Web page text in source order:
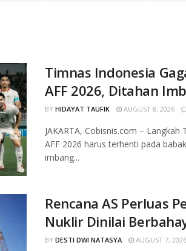
Timnas Indonesia
AFF 2026, Ditahan
BY HIDAYAT TAUFIK AUGUST 8, 2026
JAKARTA, Cobisnis.com –
AFF 2026 harus terhenti pada
imbang...
Rencana AS Perluas
Nuklir Dinilai
BY DESTI DWI NATASYA AUGUST 7, 2026